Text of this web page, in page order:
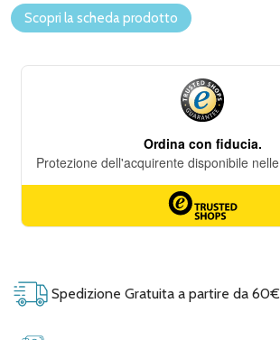
Scopri la scheda prodotto
Spedizione Gratuita a partire da 60€